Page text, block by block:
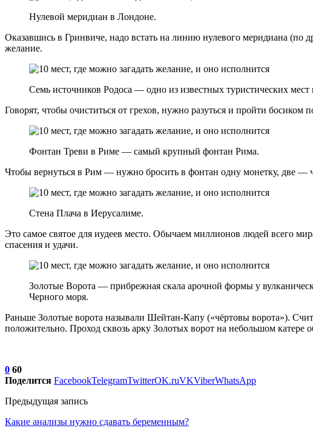
Нулевой меридиан в Лондоне.
Оказавшись в Гринвиче, надо встать на линию нулевого меридиана (по
желание.
Семь источников Родоса — одно из известных туристических мест
Говорят, чтобы очиститься от грехов, нужно разуться и пройти
Фонтан Треви в Риме — самый крупный фонтан Рима.
Чтобы вернуться в Рим — нужно бросить в фонтан одну монетку, две —
Стена Плача в Иерусалиме.
Это самое святое для иудеев место. Обычаем миллионов людей всего
спасения и удачи.
Золотые Ворота — прибрежная скала арочной формы у
Черного моря.
Раньше Золотые ворота называли Шейтан-Капу («чёртовы ворота»).
положительно. Проход сквозь арку Золотых ворот на небольшом катере
0 60
Поделится FacebookTelegramTwitterOK.ruVKViberWhatsApp
Предыдущая запись
Какие анализы нужно сдавать беременным?